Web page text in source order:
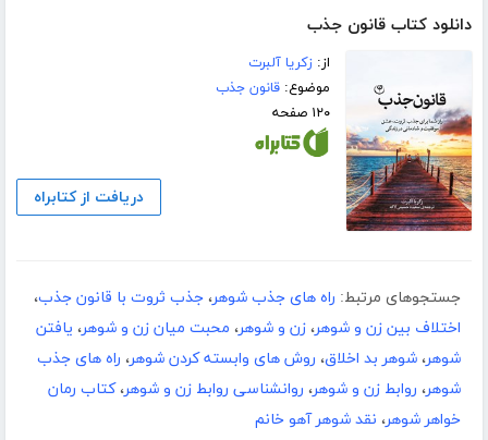
دانلود کتاب قانون جذب
از:زکریا آلبرت
موضوع:قانون جذب
۱۲۰ صفحه
دریافت از کتابراه
جستجوهای مرتبط: راه های جذب شوهر، جذب ثروت با قانون جذب،
اختلاف بین زن و شوهر، زن و شوهر، محبت میان زن و شوهر، یافتن
شوهر، شوهر بد اخلاق، روش های وابسته کردن شوهر، راه های جذب
شوهر، روابط زن و شوهر، روانشناسی روابط زن و شوهر،کتاب رمان
خواهر شوهر، نقد شوهر آهو خانم